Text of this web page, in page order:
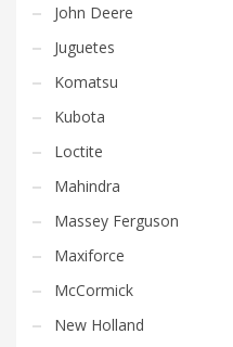
John Deere
Juguetes
Komatsu
Kubota
Loctite
Mahindra
Massey Ferguson
Maxiforce
McCormick
New Holland